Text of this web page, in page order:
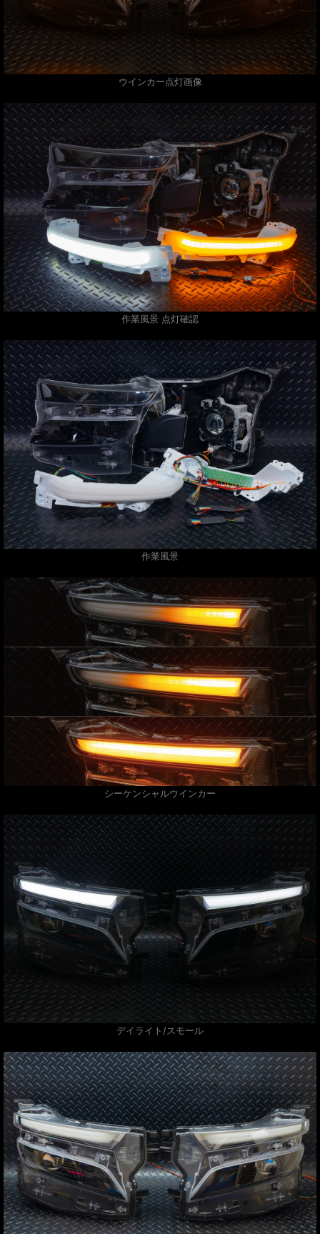
ウインカー点灯画像
作業風景 点灯確認
作業風景
シーケンシャルウインカー
デイライト/スモール